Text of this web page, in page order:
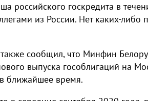
российского госкредита в
из России. Нет каких-либо
также сообщил, что Минфин
выпуска гособлигаций на
ближайшее время.